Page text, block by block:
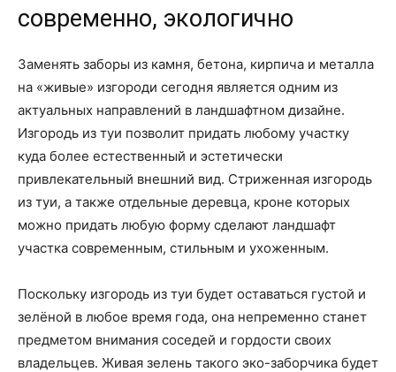
современно, экологично
Заменять заборы из камня, бетона, кирпича и металла
на «живые» изгороди сегодня является одним из
актуальных направлений в ландшафтном дизайне.
Изгородь из туи позволит придать любому участку
куда более естественный и эстетически
привлекательный внешний вид. Стриженная изгородь
из туи, а также отдельные деревца, кроне которых
можно придать любую форму сделают ландшафт
участка современным, стильным и ухоженным.
Поскольку изгородь из туи будет оставаться густой и
зелёной в любое время года, она непременно станет
предметом внимания соседей и гордости своих
владельцев. Живая зелень такого эко-заборчика будет